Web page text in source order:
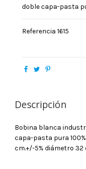
doble capa-pasta
Referencia 1615
Descripción
Bobina blanca
capa-pasta pura
cm.+/-5% diámetro